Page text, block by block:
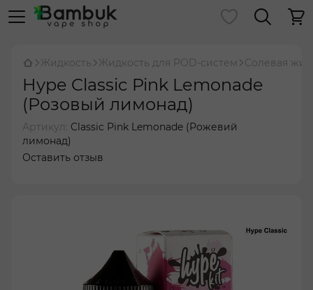
Жидкость Жидкость для POD-систем Солевая
Hype Classic Pink Lemonade
(Розовый лимонад)
Артикул: Classic Pink Lemonade (Рожевий
лимонад)
Оставить отзыв